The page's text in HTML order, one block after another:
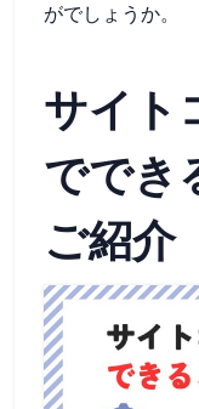
がでしょうか。
サイト
ででき
ご紹介